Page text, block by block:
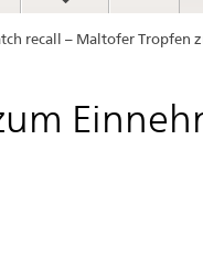
recall – Maltofer Tropfen